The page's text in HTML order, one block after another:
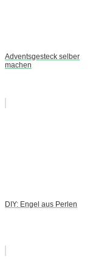
Adventsgesteck selber
machen
DIY: Engel aus Perlen